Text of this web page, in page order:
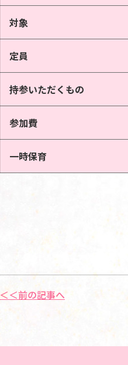
対象
定員
持参いただくもの
参加費
一時保育
＜＜前の記事へ